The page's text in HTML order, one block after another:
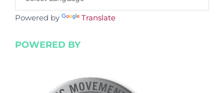
Powered by Translate
POWERED BY